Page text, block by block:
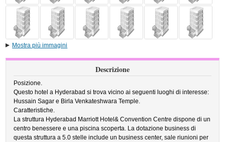
Mostra più immagini
Descrizione
Posizione.
Questo hotel a Hyderabad si trova vicino ai seguenti luoghi di interesse:
Hussain Sagar e Birla Venkateshwara Temple.
Caratteristiche.
La struttura Hyderabad Marriott Hotel& Convention Centre dispone di un
centro benessere e una piscina scoperta. La dotazione business di
questa struttura a 5.0 stelle include un business center, sale riunioni per